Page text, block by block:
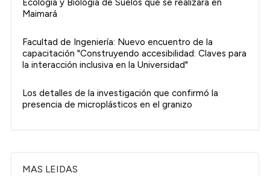
Ecología y Biología de Suelos que se realizará en
Maimará
Facultad de Ingeniería: Nuevo encuentro de la
capacitación "Construyendo accesibilidad: Claves para
la interacción inclusiva en la Universidad"
Los detalles de la investigación que confirmó la
presencia de microplásticos en el granizo
MAS LEIDAS